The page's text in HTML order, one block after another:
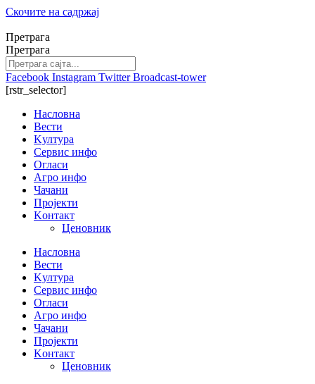
Скочите на садржај
Претрага
Претрага
Facebook Instagram Twitter Broadcast-tower
[rstr_selector]
Насловна
Вести
Kултура
Сервис инфо
Огласи
Агро инфо
Чачани
Пројекти
Kонтакт
Ценовник
Насловна
Вести
Kултура
Сервис инфо
Огласи
Агро инфо
Чачани
Пројекти
Kонтакт
Ценовник